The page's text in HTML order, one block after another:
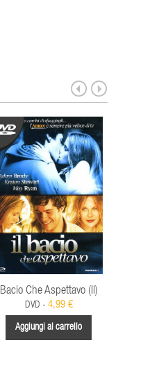
Bacio Che Aspettavo (Il)
DVD - 4,99 €
Aggiungi al carrello